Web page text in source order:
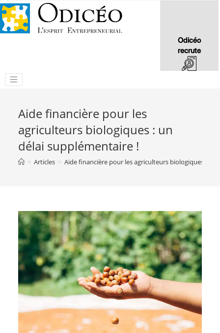
Odicéo
recrute
Aide financière pour les
agriculteurs biologiques : un
délai supplémentaire !
> Articles > Aide financière pour les agriculteurs biologiques : un